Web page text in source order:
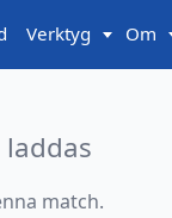
Verktyg Om
match.